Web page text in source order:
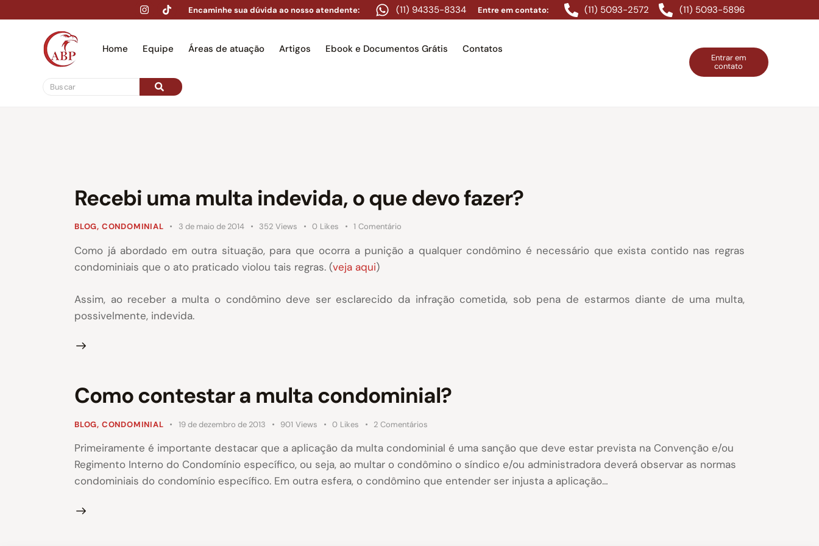
Encaminhe sua dúvida ao nosso atendente: (11) 94335-8334 Entre em contato: (11) 5093-2572 (11) 5093-5896
Home Equipe Áreas de atuação Artigos Ebook e Documentos Grátis Contatos
Entrar em
contato
Recebi uma multa indevida, o que devo fazer?
BLOG, CONDOMINIAL 3 de maio de 2014 352 Views 0 Likes 1 Comentário
Como já abordado em outra situação, para que ocorra a punição a qualquer condômino é necessário que exista contido nas regras
condominiais que o ato praticado violou tais regras. (veja aqui)
Assim, ao receber a multa o condômino deve ser esclarecido da infração cometida, sob pena de estarmos diante de uma multa,
possivelmente, indevida.
Como contestar a multa condominial?
BLOG, CONDOMINIAL 19 de dezembro de 2013 901 Views 0 Likes 2 Comentários
Primeiramente é importante destacar que a aplicação da multa condominial é uma sanção que deve estar prevista na Convenção e/ou
Regimento Interno do Condomínio específico, ou seja, ao multar o condômino o síndico e/ou administradora deverá observar as normas
condominiais do condomínio específico. Em outra esfera, o condômino que entender ser injusta a aplicação…